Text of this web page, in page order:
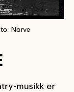
Narve
musikk er